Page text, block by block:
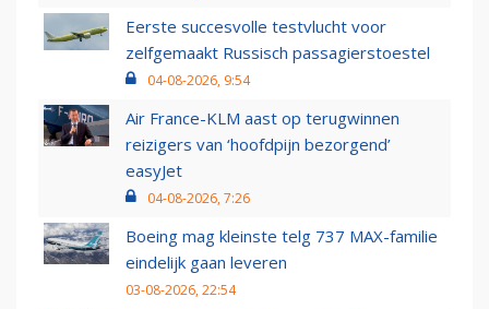
Eerste succesvolle testvlucht voor
zelfgemaakt Russisch passagierstoestel
04-08-2026, 9:54
Air France-KLM aast op terugwinnen
reizigers van ‘hoofdpijn bezorgend’
easyJet
04-08-2026, 7:26
Boeing mag kleinste telg 737 MAX-familie
eindelijk gaan leveren
03-08-2026, 22:54